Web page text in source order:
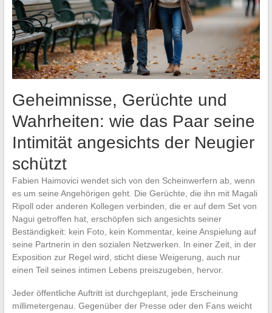
Geheimnisse, Gerüchte und
Wahrheiten: wie das Paar seine
Intimität angesichts der Neugier
schützt
Fabien Haimovici wendet sich von den Scheinwerfern ab, wenn
es um seine Angehörigen geht. Die Gerüchte, die ihn mit Magali
Ripoll oder anderen Kollegen verbinden, die er auf dem Set von
Nagui getroffen hat, erschöpfen sich angesichts seiner
Beständigkeit: kein Foto, kein Kommentar, keine Anspielung auf
seine Partnerin in den sozialen Netzwerken. In einer Zeit, in der
Exposition zur Regel wird, sticht diese Weigerung, auch nur
einen Teil seines intimen Lebens preiszugeben, hervor.
Jeder öffentliche Auftritt ist durchgeplant, jede Erscheinung
millimetergenau. Gegenüber der Presse oder den Fans weicht